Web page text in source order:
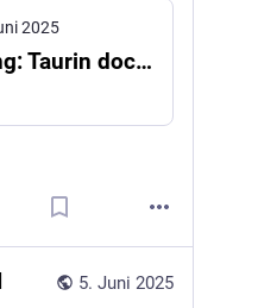
2025
Anti-Aging: Taurin doch kein Verjüngungsmittel
5. Juni 2025